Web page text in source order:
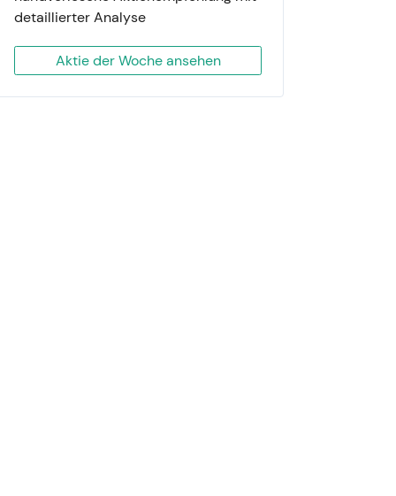
detaillierter Analyse
Aktie der Woche ansehen